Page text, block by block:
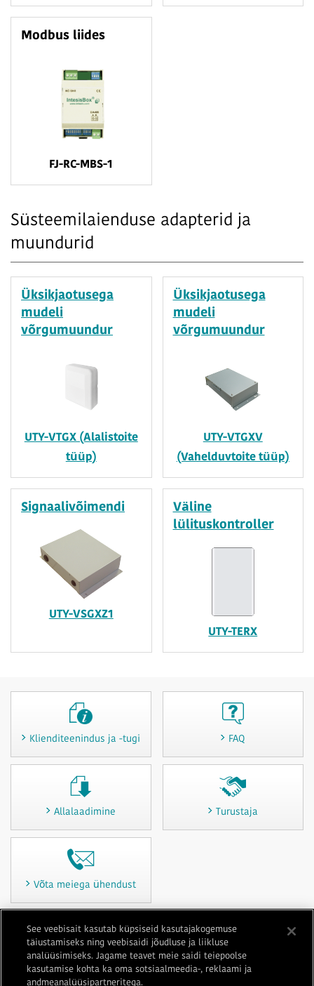
Modbus liides
FJ-RC-MBS-1
Süsteemilaienduse adapterid ja
muundurid
Üksikjaotusega
mudeli
võrgumuundur
UTY-VTGX (Alalistoite
tüüp)
Üksikjaotusega
mudeli
võrgumuundur
UTY-VTGXV
(Vahelduvtoite tüüp)
Signaalivõimendi
UTY-VSGXZ1
Väline
lülituskontroller
UTY-TERX
Klienditeenindus ja -tugi FAQ
Allalaadimine Turustaja
Võta meiega ühendust
Kasutustingimused Privaatsus Küpsiste poliitika
Võta meiega ühendust Jäljend
See veebisait kasutab küpsiseid kasutajakogemuse
täiustamiseks ning veebisaidi jõudluse ja liikluse
analüüsimiseks. Jagame teavet meie saidi teiepoolse
kasutamise kohta ka oma sotsiaalmeedia-, reklaami ja
andmeanalüüsipartneritega.